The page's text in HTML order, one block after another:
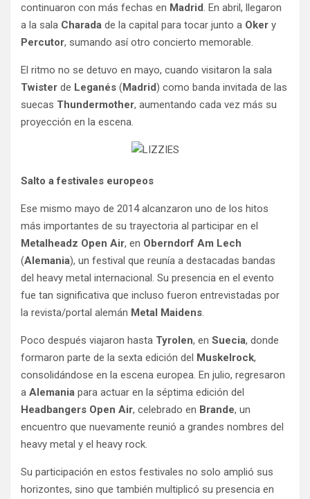
continuaron con más fechas en Madrid. En abril, llegaron
a la sala Charada de la capital para tocar junto a Oker y
Percutor, sumando así otro concierto memorable.
El ritmo no se detuvo en mayo, cuando visitaron la sala
Twister de Leganés (Madrid) como banda invitada de las
suecas Thundermother, aumentando cada vez más su
proyección en la escena.
Salto a festivales europeos
Ese mismo mayo de 2014 alcanzaron uno de los hitos
más importantes de su trayectoria al participar en el
Metalheadz Open Air, en Oberndorf Am Lech
(Alemania), un festival que reunía a destacadas bandas
del heavy metal internacional. Su presencia en el evento
fue tan significativa que incluso fueron entrevistadas por
la revista/portal alemán Metal Maidens.
Poco después viajaron hasta Tyrolen, en Suecia, donde
formaron parte de la sexta edición del Muskelrock,
consolidándose en la escena europea. En julio, regresaron
a Alemania para actuar en la séptima edición del
Headbangers Open Air, celebrado en Brande, un
encuentro que nuevamente reunió a grandes nombres del
heavy metal y el heavy rock.
Su participación en estos festivales no solo amplió sus
horizontes, sino que también multiplicó su presencia en